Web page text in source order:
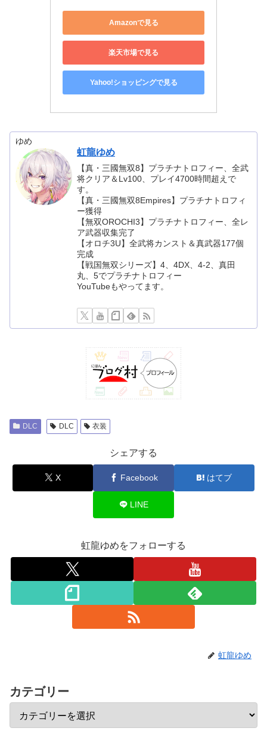
Amazonで見る
楽天市場で見る
Yahoo!ショッピングで見る
ゆめ
虹龍ゆめ
【真・三國無双8】プラチナトロフィー、全武
将クリア＆Lv100、プレイ4700時間超えで
す。
【真・三國無双8Empires】プラチナトロフィ
ー獲得
【無双OROCHI3】プラチナトロフィー、全レ
ア武器収集完了
【オロチ3U】全武将カンスト＆真武器177個
完成
【戦国無双シリーズ】4、4DX、4-2、真田
丸、5でプラチナトロフィー
YouTubeもやってます。
DLC DLC 衣装
シェアする
X Facebook はてブ
LINE
虹龍ゆめをフォローする
虹龍ゆめ
カテゴリー